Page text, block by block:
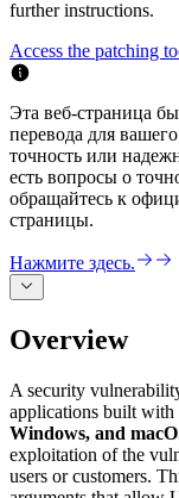
Unity
LiveOps
Анализ после
Развивайте
Привлечение
Будьте замечены и
Встроенные покупки
Управляйте IAP в
Монетизация
Рекламируйте с
Примеры
Мобильные игры
Создавайте и
Торговля
Преобразовать
Автомобильная
Увеличьте
Посмотреть все
Дополнительная
Истории успеха
Истории успеха из
Руководства по
Советы и хитрости
Демонстрационные
Демо-версии,
Что нового
Обновления,
Новости
Новости, истории и
Присоединяйтесь к
Награды Unity
Празднование
Практические
Практические
Образование
Для студентов
Запустите свою
Для преподавателей
Улучшите свое
Лицензия Education
Принесите мощь
Программы
further instructions.
Access the patching
Эта веб-страница
перевода для
точность или
есть вопросы о
обращайтесь к
страницы.
Нажмите здесь.
Overview
A security
applications built
Windows, and
exploitation of the
users or customers.